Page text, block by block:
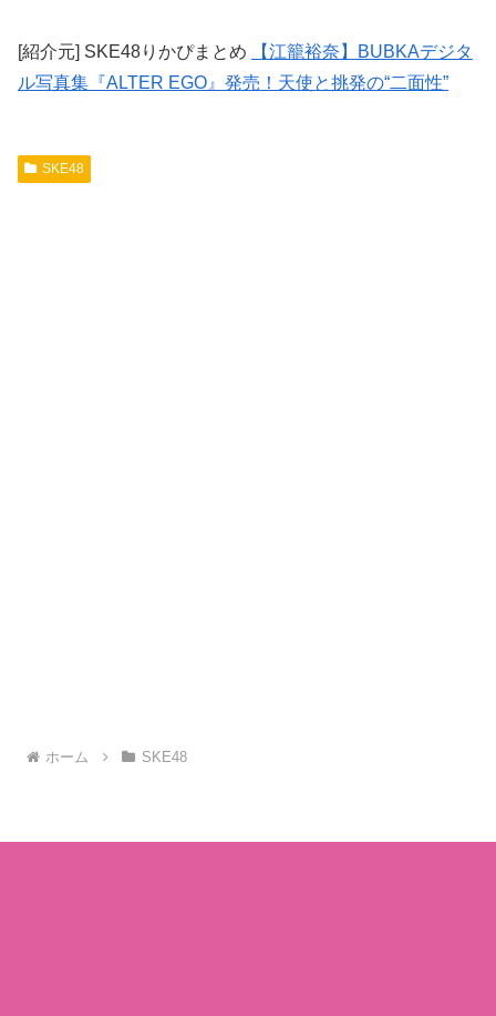
[紹介元] SKE48りかぴまとめ
【江籠裕奈】BUBKAデジタ
ル写真集『ALTER EGO』発売！天使と挑発の“二面性”
SKE48
ホーム SKE48